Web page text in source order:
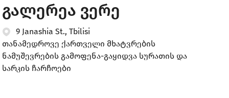
გალერეა ვერე
9 Janashia St., Tbilisi
თანამედროვე ქართველი მხატვრების
ნამუშევრების გამოფენა-გაყიდვა სურათის და
სარკის ჩარჩოები